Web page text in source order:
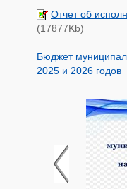
Отчет об
(17877Kb)
Бюджет
2025 и 2026 годов